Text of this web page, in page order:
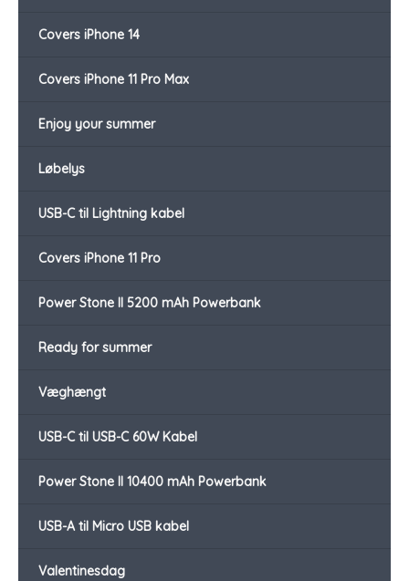
Covers iPhone 14
Covers iPhone 11 Pro Max
Enjoy your summer
Løbelys
USB-C til Lightning kabel
Covers iPhone 11 Pro
Power Stone II 5200 mAh Powerbank
Ready for summer
Væghængt
USB-C til USB-C 60W Kabel
Power Stone II 10400 mAh Powerbank
USB-A til Micro USB kabel
Valentinesdag